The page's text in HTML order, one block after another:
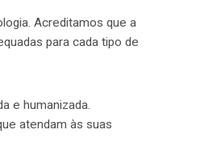
Acreditamos que a
para cada tipo de
e humanizada.
atendam às suas